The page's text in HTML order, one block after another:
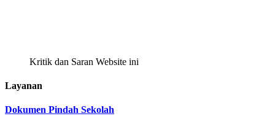
Kritik dan Saran Website ini
Layanan
Dokumen Pindah Sekolah